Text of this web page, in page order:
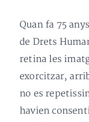
Quan fa 75
de Drets
retina les
exorcitzar,
no es
havien